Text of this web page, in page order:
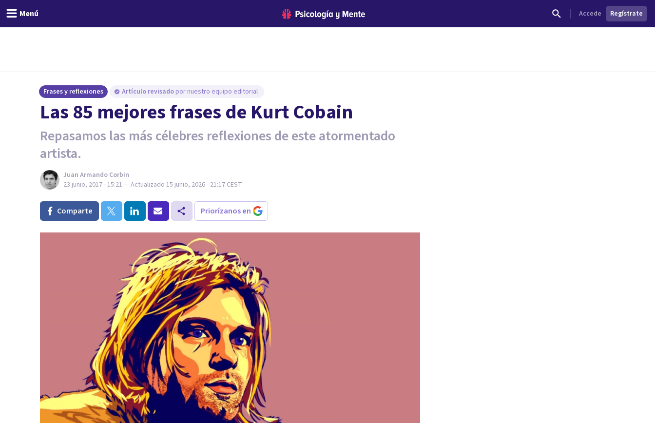
Menú Accede Regístrate
Frases y reflexiones Artículo revisado por nuestro equipo editorial
​Las 85 mejores frases de Kurt Cobain
Repasamos las más célebres reflexiones de este atormentado
artista.
Juan Armando Corbin
23 junio, 2017 - 15:21 — Actualizado 15 junio, 2026 - 21:17 CEST
Comparte Priorízanos en